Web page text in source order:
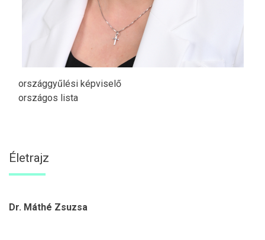
országgyűlési képviselő
országos lista
Életrajz
Dr. Máthé Zsuzsa